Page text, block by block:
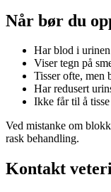
Når bør du
Har blod i urinen
Viser tegn på
Tisser ofte, men
Har redusert
Ikke får til å
Ved mistanke om
rask behandling.
Kontakt